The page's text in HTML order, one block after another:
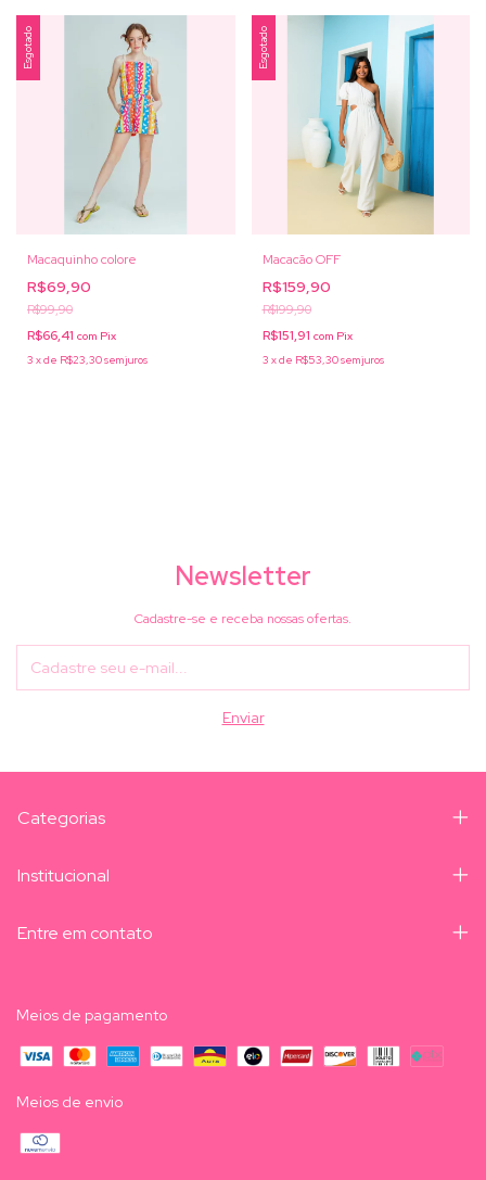
Esgotado
Macaquinho colore
R$69,90
R$99,90
R$66,41 com Pix
3 xde R$23,30sem juros
Esgotado
Macacão OFF
R$159,90
R$199,90
R$151,91 com Pix
3 xde R$53,30sem juros
Newsletter
Cadastre-se e receba nossas ofertas.
Categorias
Institucional
Entre em contato
Meios de pagamento
Meios de envio